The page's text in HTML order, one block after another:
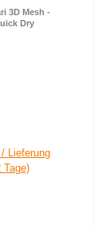
3D Mesh -
Dry
Lieferung
Tage)